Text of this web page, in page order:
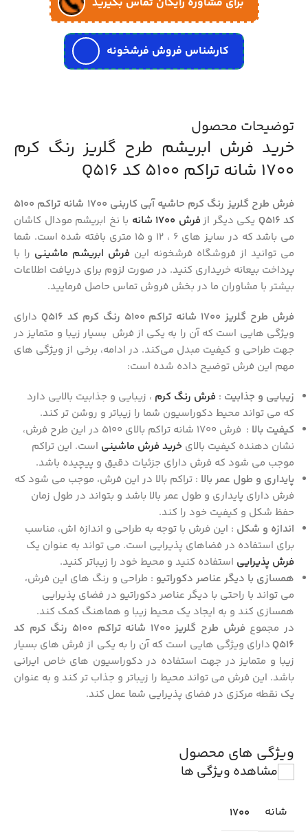
کارشناس فروش فرشخونه
توضیحات محصول
خرید فرش ابریشم طرح گلریز رنگ کرم
1700 شانه تراکم 5100 کد Q516
فرش طرح گلریز رنگ کرم حاشیه آبی کاربنی 1700 شانه تراکم 5100
کد Q516
یکی دیگر ازفرش 1700 شانه
با نخ ابریشم مودال کاشان
می باشد که در سایز های 6 ، 12 و 15 متری بافته شده است. شما
می توانید از فروشگاه فرشخونه این فرش ابریشم ماشینی را با
پرداخت بیعانه خریداری کنید. در صورت لزوم برای دریافت اطلاعات
بیشتر با مشاوران ما در بخش فروش تماس حاصل فرمایید.
فرش طرح گلریز 1700 شانه تراکم 5100 رنگ کرم کد Q516
دارای
ویژگی‌ هایی است که آن را به یکی از فرش‌ بسیار زیبا و متمایز در
جهت طراحی و کیفیت مبدل می‌کند. در ادامه، برخی از ویژگی‌ های
مهم این فرش توضیح داده شده است:
زیبایی و جذابیت : فرش رنگ کرم ، زیبایی و جذابیت بالایی دارد
که می‌ تواند محیط دکوراسیون شما را زیباتر و روشن‌ تر کند.
کیفیت بالا
: فرش 1700 شانه تراکم بالای 5100 در این طرح فرش،
نشان‌ دهنده کیفیت بالای خرید فرش ماشینی است. این تراکم
موجب می‌ شود که فرش دارای جزئیات دقیق و پیچیده باشد.
پایداری و طول عمر بالا : تراکم بالا در این فرش، موجب می‌ شود که
فرش دارای پایداری و طول عمر بالا باشد و بتواند در طول زمان
حفظ شکل و کیفیت خود را کند.
اندازه و شکل : این فرش با توجه به طراحی و اندازه‌ اش، مناسب
برای استفاده در فضاهای پذیرایی است. می‌ تواند به عنوان یک
فرش پذیرایی استفاده کنید و محیط خود را زیباتر کنید.
همسازی با دیگر عناصر دکوراتیو : طراحی و رنگ‌ های این فرش،
می‌ تواند با راحتی با دیگر عناصر دکوراتیو در فضای پذیرایی
همسازی کند و به ایجاد یک محیط زیبا و هماهنگ کمک کند.
در مجموع
فرش طرح گلریز 1700 شانه تراکم 5100 رنگ کرم کد
Q516دارای ویژگی‌ هایی است که آن را به یکی از فرش‌ های بسیار
زیبا و متمایز در جهت استفاده در دکوراسیون های خاص ایرانی
باشد. این فرش می‌ تواند محیط را زیباتر و جذاب‌ تر کند و به عنوان
یک نقطه مرکزی در فضای پذیرایی شما عمل کند.
ویژگی های محصول
مشاهده ویژگی ها
شانه 1700